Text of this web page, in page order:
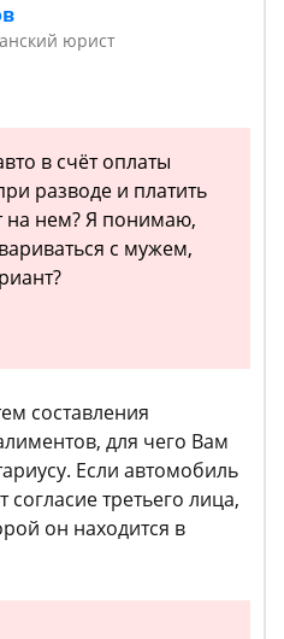
юрист
в счёт оплаты
разводе и платить
на нем? Я понимаю,
с мужем,
составления
для чего Вам
Если автомобиль
согласие третьего лица,
он находится в